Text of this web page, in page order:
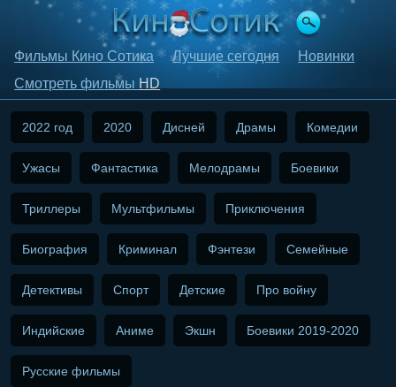
Фильмы Кино Сотика Лучшие сегодня
Новинки
Смотреть фильмы HD
2022 год 2020 Дисней Драмы Комедии
Ужасы Фантастика Мелодрамы Боевики
Триллеры Мультфильмы Приключения
Биография Криминал Фэнтези Семейные
Детективы Спорт Детские Про войну
Индийские Аниме Экшн Боевики 2019-2020
Русские фильмы